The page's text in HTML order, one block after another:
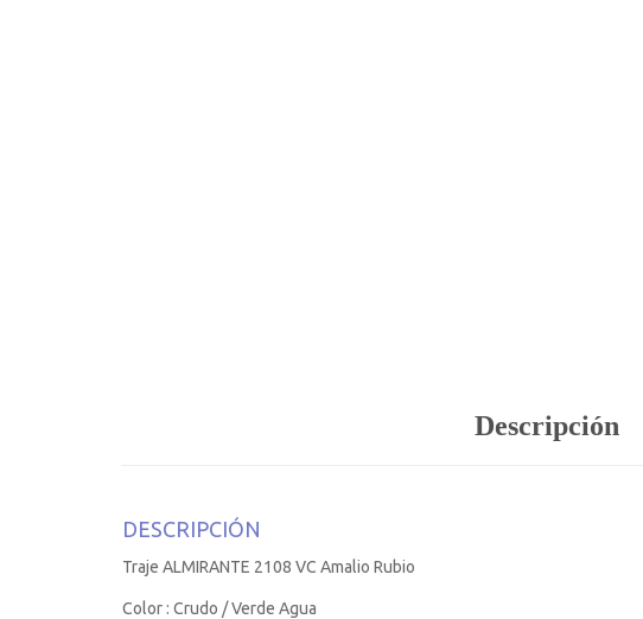
Descripción
DESCRIPCIÓN
Traje ALMIRANTE 2108 VC Amalio Rubio
Color : Crudo / Verde Agua